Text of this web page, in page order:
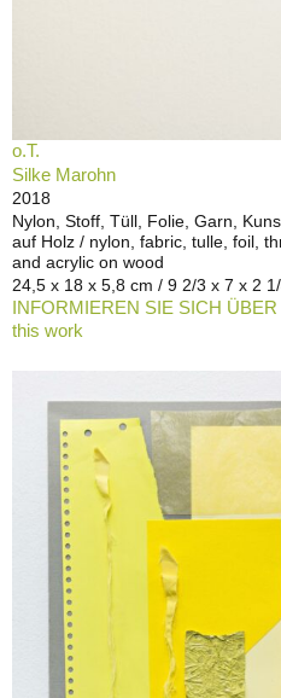
o.T.
Silke Marohn
2018
Nylon, Stoff, Tüll, Folie, Garn,
auf Holz / nylon, fabric, tulle, foil,
and acrylic on wood
24,5 x 18 x 5,8 cm / 9 2/3 x 7 x 2
INFORMIEREN SIE SICH
this work